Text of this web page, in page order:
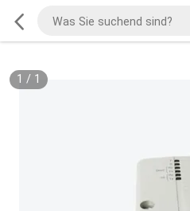
1 / 1